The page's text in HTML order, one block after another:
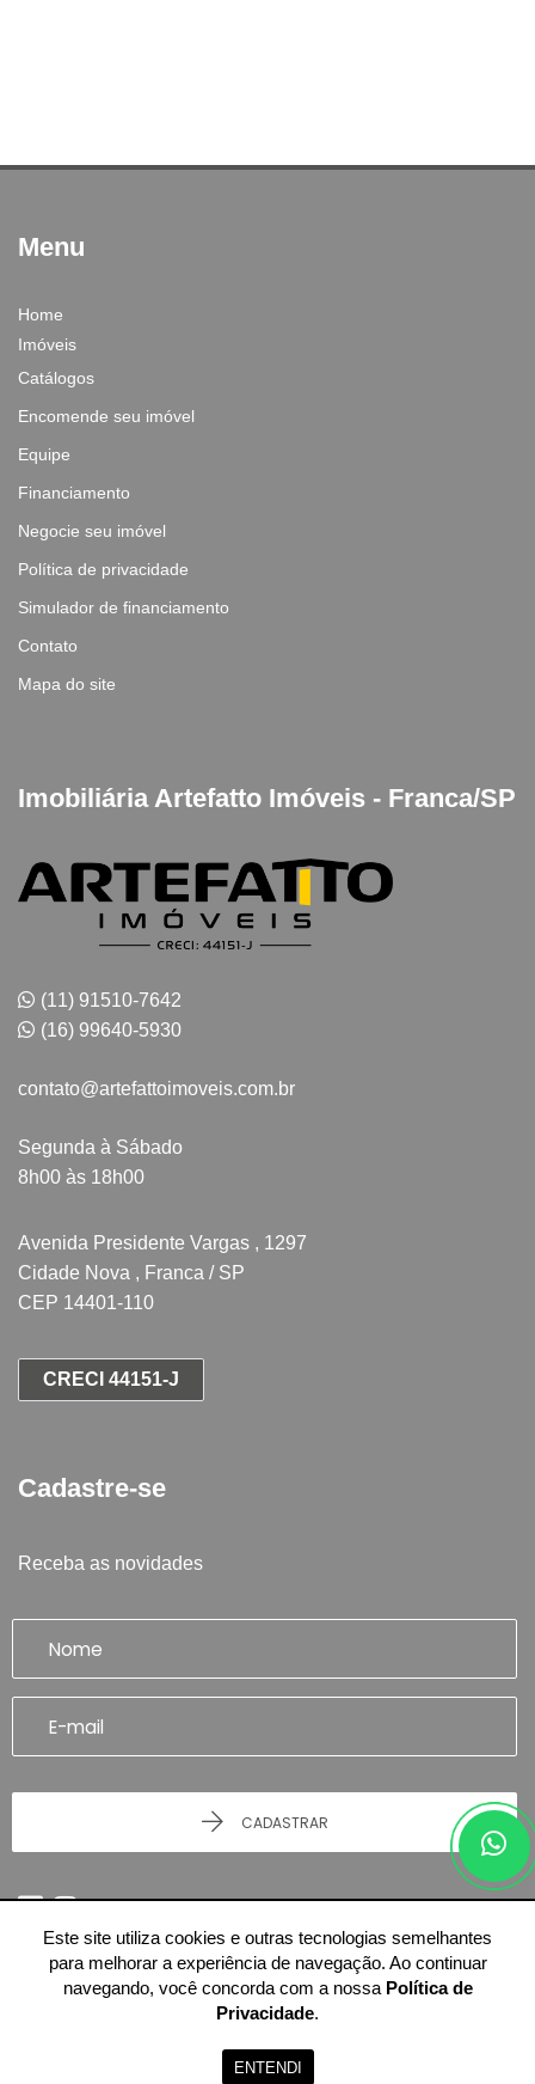
Menu
Home
Imóveis
Catálogos
Encomende seu imóvel
Equipe
Financiamento
Negocie seu imóvel
Política de privacidade
Simulador de financiamento
Contato
Mapa do site
Imobiliária Artefatto Imóveis - Franca/SP
(11) 91510-7642
(16) 99640-5930
contato@artefattoimoveis.com.br
Segunda à Sábado
8h00 às 18h00
Avenida Presidente Vargas , 1297
Cidade Nova , Franca / SP
CEP 14401-110
CRECI 44151-J
Cadastre-se
Receba as novidades
CADASTRAR
Todos os Direitos Reservados.
Este site utiliza cookies e outras tecnologias semelhantes
para melhorar a experiência de navegação. Ao continuar
navegando, você concorda com a nossa Política de
Privacidade.
ENTENDI